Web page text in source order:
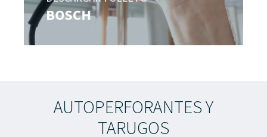
BOSCH
AUTOPERFORANTES Y
TARUGOS